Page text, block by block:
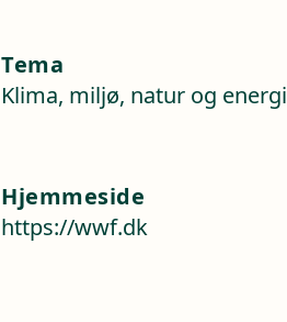
Tema
Klima, miljø, natur og energi
Hjemmeside
https://wwf.dk